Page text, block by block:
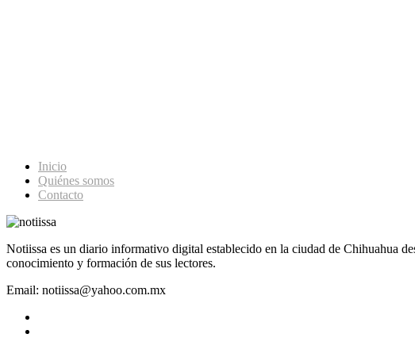
Inicio
Quiénes somos
Contacto
Notiissa es un diario informativo digital establecido en la ciudad de Chihuahua
conocimiento y formación de sus lectores.
Email: notiissa@yahoo.com.mx